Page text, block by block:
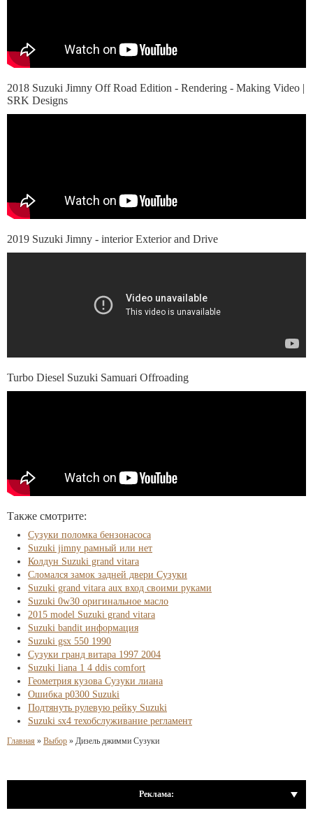
2018 Suzuki Jimny Off Road Edition - Rendering - Making Video |
SRK Designs
2019 Suzuki Jimny - interior Exterior and Drive
Turbo Diesel Suzuki Samuari Offroading
Также смотрите:
Сузуки поломка бензонасоса
Suzuki jimny рамный или нет
Колдун Suzuki grand vitara
Сломался замок задней двери Сузуки
Suzuki grand vitara aux вход своими руками
Suzuki 0w30 оригинальное масло
2015 model Suzuki grand vitara
Suzuki bandit информация
Suzuki gsx 550 1990
Сузуки гранд витара 1997 2004
Suzuki liana 1 4 ddis comfort
Геометрия кузова Сузуки лиана
Ошибка p0300 Suzuki
Подтянуть рулевую рейку Suzuki
Suzuki sx4 техобслуживание регламент
Главная » Выбор » Дизель джимми Сузуки
Реклама: